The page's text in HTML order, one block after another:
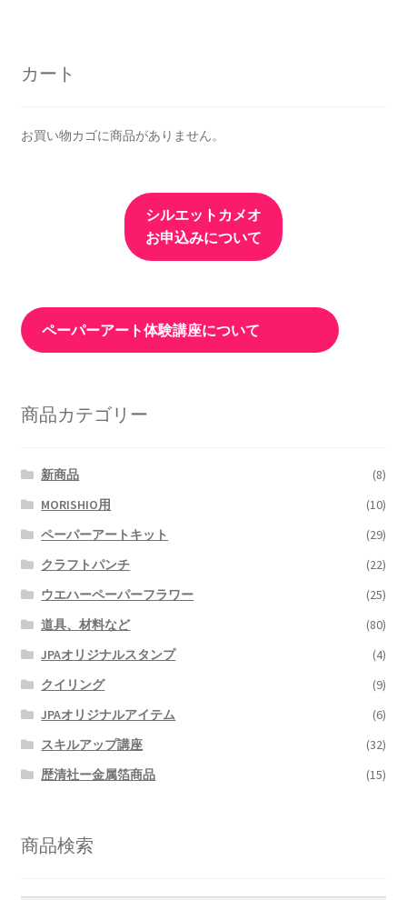
カート
お買い物カゴに商品がありません。
シルエットカメオ
お申込みについて
ペーパーアート体験講座について
商品カテゴリー
新商品
(8)
MORISHIO用
(10)
ペーパーアートキット
(29)
クラフトパンチ
(22)
ウエハーペーパーフラワー
(25)
道具、材料など
(80)
JPAオリジナルスタンプ
(4)
クイリング
(9)
JPAオリジナルアイテム
(6)
スキルアップ講座
(32)
歴清社ー金属箔商品
(15)
商品検索